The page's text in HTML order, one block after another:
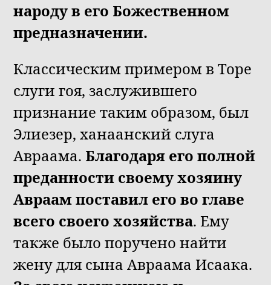
народу в его Божественном
предназначении.
Классическим примером в Торе
слуги гоя, заслужившего
признание таким образом, был
Элиезер, ханаанский слуга
Авраама. Благодаря его полной
преданности своему хозяину
Авраам поставил его во главе
всего своего хозяйства. Ему
также было поручено найти
жену для сына Авраама Исаака.